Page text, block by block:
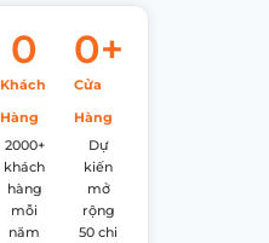
Khách
Hàng
0
2000+
khách
hàng
mỗi
năm
Cửa
Hàng
0+
Dự
kiến
mở
rộng
50 chi